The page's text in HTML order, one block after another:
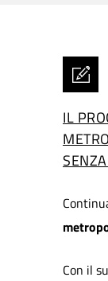
Posted
IL
Con il